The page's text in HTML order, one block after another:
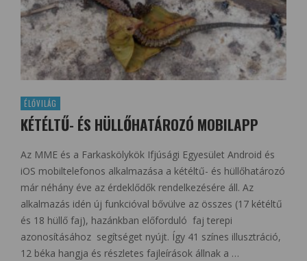
ÉLŐVILÁG
KÉTÉLTŰ- ÉS HÜLLŐHATÁROZÓ MOBILAPP
Az MME és a Farkaskölykök Ifjúsági Egyesület Android és
iOS mobiltelefonos alkalmazása a kétéltű- és hüllőhatározó
már néhány éve az érdeklődők rendelkezésére áll. Az
alkalmazás idén új funkcióval bővülve az összes (17 kétéltű
és 18 hüllő faj), hazánkban előforduló faj terepi
azonosításához segítséget nyújt. Így 41 színes illusztráció,
12 béka hangja és részletes fajleírások állnak a …